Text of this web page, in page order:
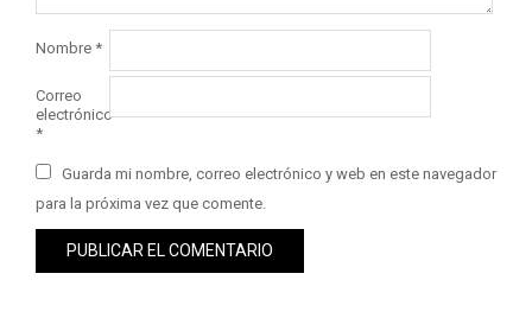
Nombre *
Correo
electrónico
*
Guarda mi nombre, correo electrónico y web en este navegador
para la próxima vez que comente.